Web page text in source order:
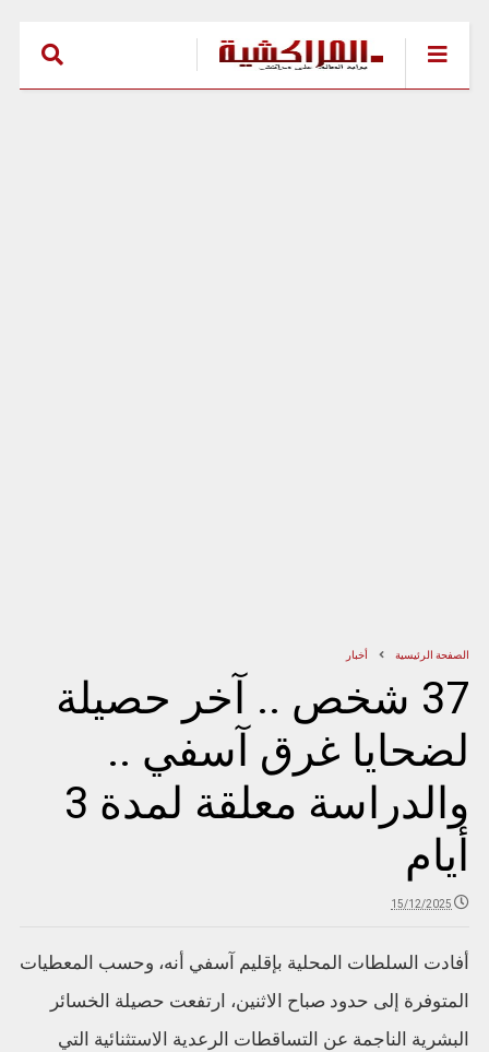
الصفحة الرئيسية أخبار
37 شخص .. آخر حصيلة
لضحايا غرق آسفي ..
والدراسة معلقة لمدة 3
أيام
15/12/2025
أفادت السلطات المحلية بإقليم آسفي أنه، وحسب المعطيات
المتوفرة إلى حدود صباح الاثنين، ارتفعت حصيلة الخسائر
البشرية الناجمة عن التساقطات الرعدية الاستثنائية التي